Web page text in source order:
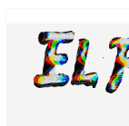
contenido
¯\_(
¯